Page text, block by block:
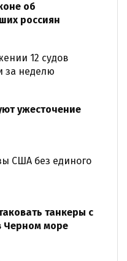
об
россиян
12 судов
за неделю
ужесточение
США без единого
танкеры с
Черном море